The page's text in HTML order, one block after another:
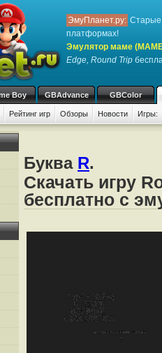
ЭмуПланет.ру: Старые
платформах!
Эмулятор маме
Edge, Round Trip
Boy GBAdvance GBColor
Рейтинг игр Обзоры Новости Игры:
Буква R.
Скачать игру
бесплатно с